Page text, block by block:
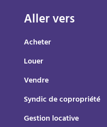
Aller vers
Acheter
Louer
Vendre
Syndic de copropriété
Gestion locative